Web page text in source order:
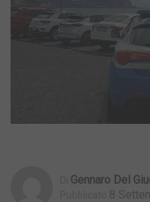
Gennaro Del
8